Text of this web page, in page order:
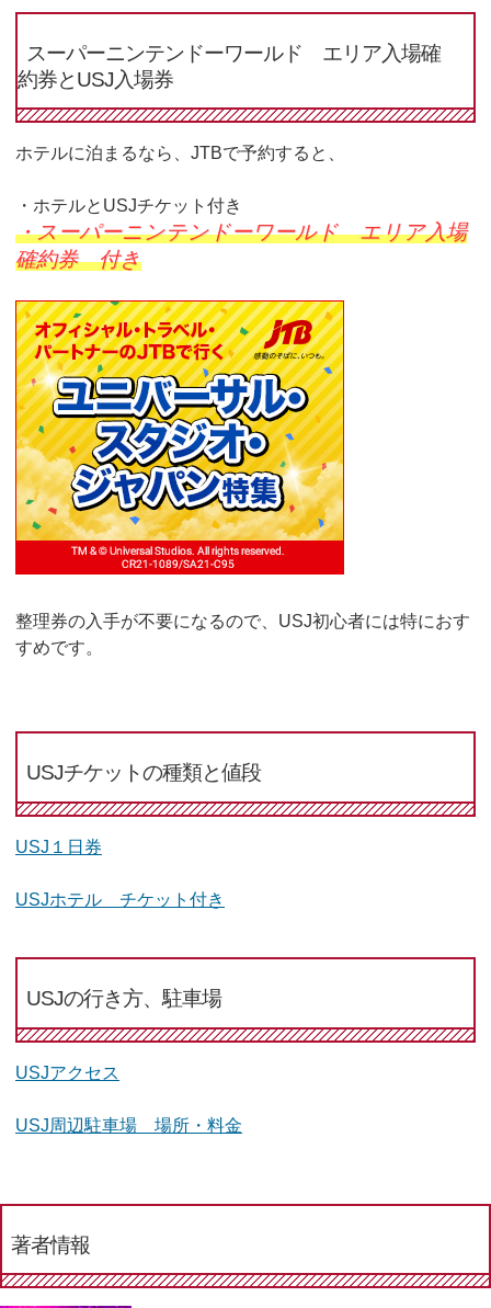
スーパーニンテンドーワールド エリア入場確
約券とUSJ入場券
ホテルに泊まるなら、JTBで予約すると、
・ホテルとUSJチケット付き
・スーパーニンテンドーワールド エリア入場
確約券 付き
整理券の入手が不要になるので、USJ初心者には特におす
すめです。
USJチケットの種類と値段
USJ１日券
USJホテル チケット付き
USJの行き方、駐車場
USJアクセス
USJ周辺駐車場 場所・料金
著者情報